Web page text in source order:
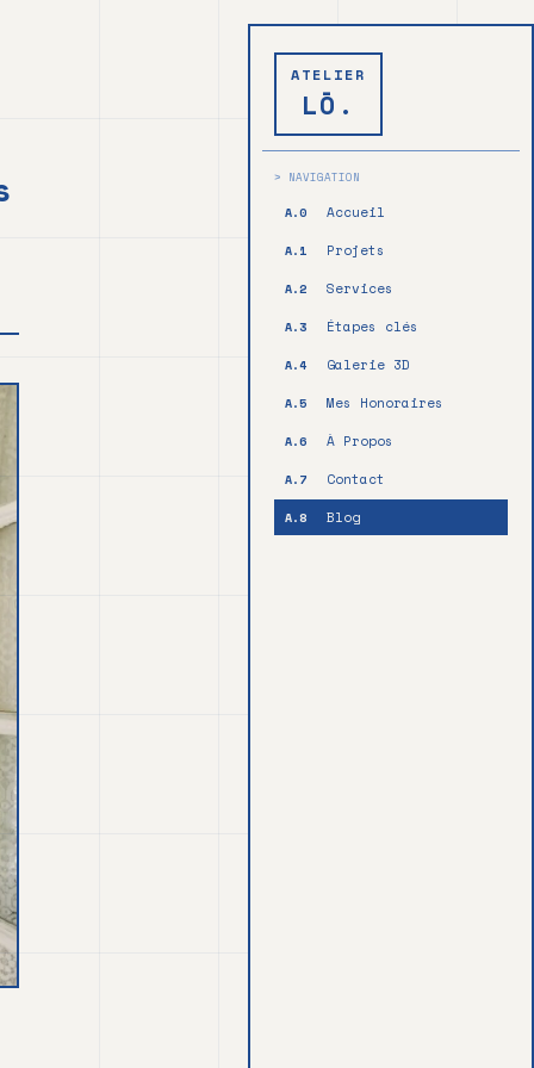
ATELIER
LŌ.
> NAVIGATION
A.0 Accueil
A.1 Projets
A.2 Services
A.3 Étapes clés
A.4 Galerie 3D
A.5 Mes Honoraires
A.6 À Propos
A.7 Contact
A.8 Blog